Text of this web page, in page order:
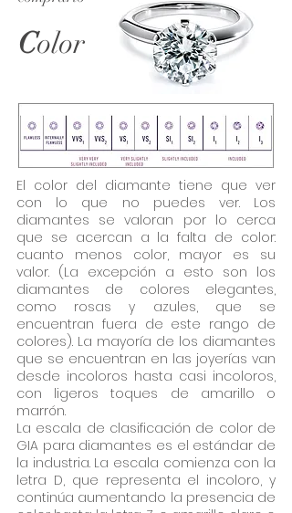
Color
El color del diamante tiene que ver
con lo que no puedes ver. Los
diamantes se valoran por lo cerca
que se acercan a la falta de color:
cuanto menos color, mayor es su
valor. (La excepción a esto son los
diamantes de colores elegantes,
como rosas y azules, que se
encuentran fuera de este rango de
colores). La mayoría de los diamantes
que se encuentran en las joyerías van
desde incoloros hasta casi incoloros,
con ligeros toques de amarillo o
marrón.
La escala de clasificación de color de
GIA para diamantes es el estándar de
la industria. La escala comienza con la
letra D, que representa el incoloro, y
continúa aumentando la presencia de